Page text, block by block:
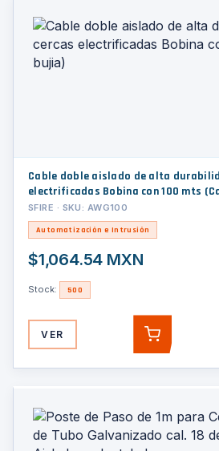
Cable doble aislado de alta
electrificadas Bobina con 100 mts
SFIRE · SKU: AWG100
Automatización e Intrusión
$1,064.54 MXN
Stock: 500
VER AGREGAR